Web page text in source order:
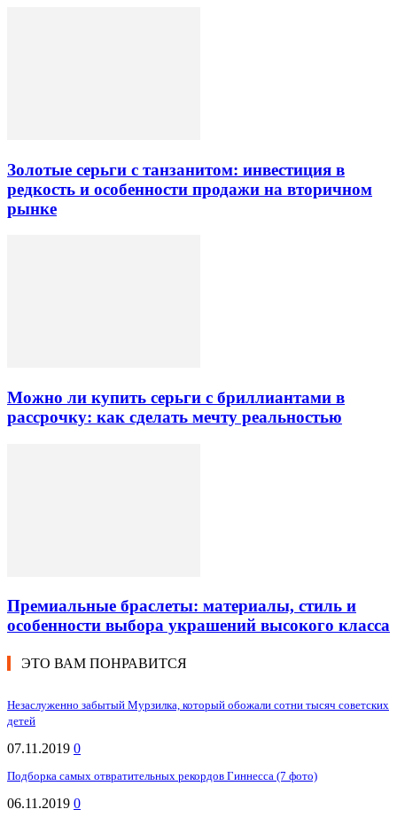
Золотые серьги с танзанитом: инвестиция в
редкость и особенности продажи на вторичном
рынке
Можно ли купить серьги с бриллиантами в
рассрочку: как сделать мечту реальностью
Премиальные браслеты: материалы, стиль и
особенности выбора украшений высокого класса
ЭТО ВАМ ПОНРАВИТСЯ
Незаслуженно забытый Мурзилка, который обожали сотни тысяч советских
детей
07.11.2019 0
Подборка самых отвратительных рекордов Гиннесса (7 фото)
06.11.2019 0